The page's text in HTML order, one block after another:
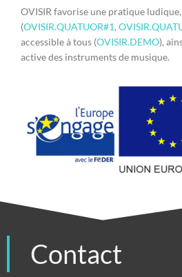
OVISIR favorise une pratique
(OVISIR.QUATUOR#1,
accessible à tous (OVISIR.DEMO),
active des instruments de musique.
Contact